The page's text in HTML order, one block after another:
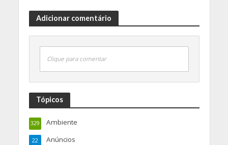
Adicionar comentário
Clique para comentar
Tópicos
Ambiente
329
Anúncios
22